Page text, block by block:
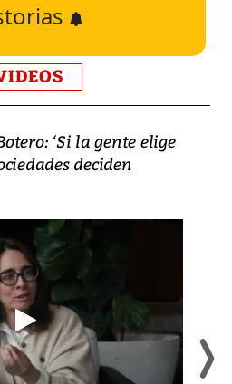
‘Si la gente elige
deciden